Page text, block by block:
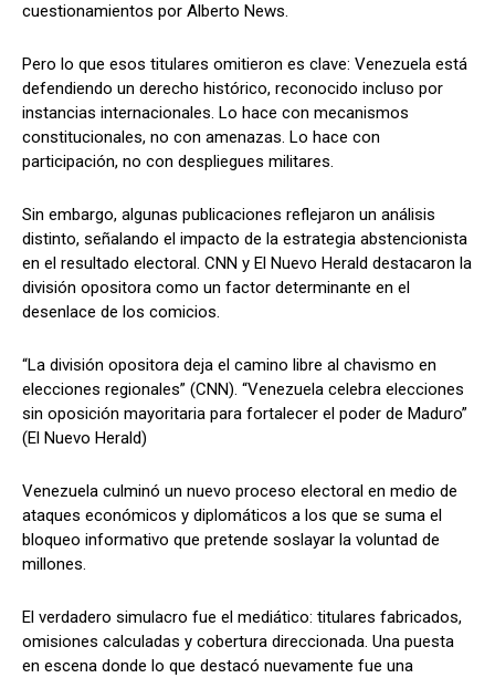
cuestionamientos por Alberto News.
Pero lo que esos titulares omitieron es clave: Venezuela está
defendiendo un derecho histórico, reconocido incluso por
instancias internacionales. Lo hace con mecanismos
constitucionales, no con amenazas. Lo hace con
participación, no con despliegues militares.
Sin embargo, algunas publicaciones reflejaron un análisis
distinto, señalando el impacto de la estrategia abstencionista
en el resultado electoral. CNN y El Nuevo Herald destacaron la
división opositora como un factor determinante en el
desenlace de los comicios.
“La división opositora deja el camino libre al chavismo en
elecciones regionales” (CNN). “Venezuela celebra elecciones
sin oposición mayoritaria para fortalecer el poder de Maduro”
(El Nuevo Herald)
Venezuela culminó un nuevo proceso electoral en medio de
ataques económicos y diplomáticos a los que se suma el
bloqueo informativo que pretende soslayar la voluntad de
millones.
El verdadero simulacro fue el mediático: titulares fabricados,
omisiones calculadas y cobertura direccionada. Una puesta
en escena donde lo que destacó nuevamente fue una